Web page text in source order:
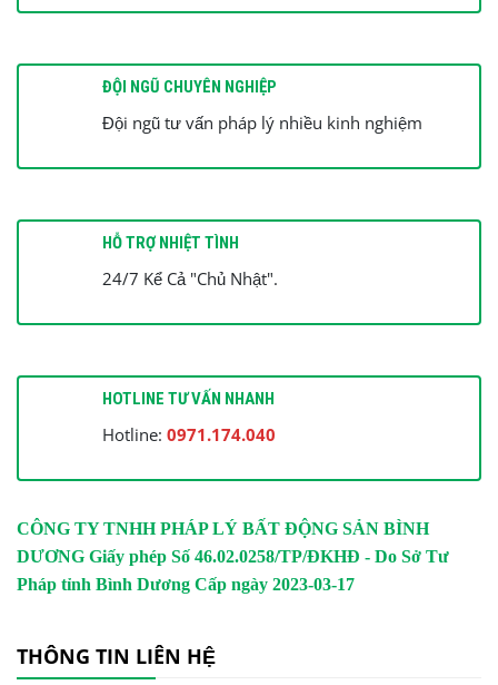
tục cấp đất. Luật sư cho tôi hỏi trường hợp này thì ngân hàng
nhà đang thế chấp cho ngân hàng thì vợ chồng bà B không còn
tài sản nào khác. Tôi xin chân thành cám ơn.
ĐỘI NGŨ CHUYÊN NGHIỆP
Đội ngũ tư vấn pháp lý nhiều kinh nghiệm
HỖ TRỢ NHIỆT TÌNH
24/7 Kể Cả "Chủ Nhật".
HOTLINE TƯ VẤN NHANH
Hotline: 0971.174.040
CÔNG TY TNHH PHÁP LÝ BẤT ĐỘNG SẢN BÌNH
DƯƠNG Giấy phép Số 46.02.0258/TP/ĐKHĐ - Do Sở Tư
Pháp tỉnh Bình Dương Cấp ngày 2023-03-17
THÔNG TIN LIÊN HỆ